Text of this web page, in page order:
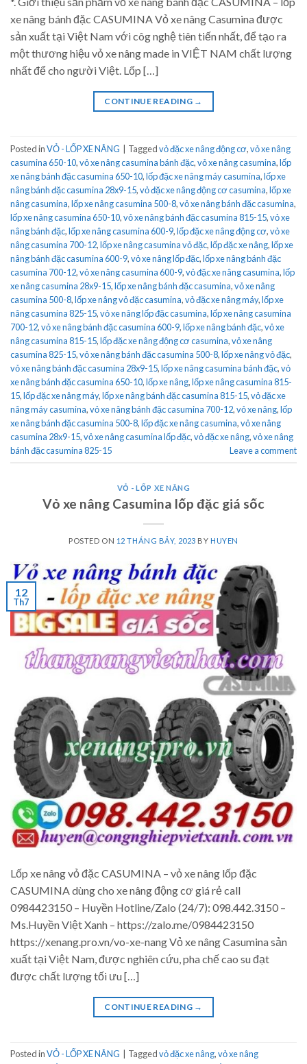
xe nâng bánh đặc CASUMINA Vỏ xe nâng Casumina được
sản xuất tại Việt Nam với côg nghệ tiên tiến nhất, để tạo ra
một thương hiệu vỏ xe nâng made in VIỆT NAM chất lượng
nhất để cho người Việt. Lốp […]
CONTINUE READING →
Posted inVỎ - LỐP XE NÂNG Taggedvỏ đặc xe nâng động cơ,vỏ xe nâng
casumina 650-10,vỏ xe nâng casumina bánh đặc,vỏ xe nâng casumina,lốp
xe nâng bánh đặc casumina 650-10,lốp đặc xe nâng máy casumina,lốp xe
nâng bánh đặc casumina 28x9-15,vỏ đặc xe nâng động cơ casumina,lốp xe
nâng casumina,lốp xe nâng casumina 500-8,vỏ xe nâng bánh đặc casumina,
lốp xe nâng casumina 650-10,vỏ xe nâng bánh đặc casumina 815-15,vỏ xe
nâng bánh đặc,lốp xe nâng casumina 600-9,lốp đặc xe nâng động cơ,vỏ xe
nâng casumina 700-12,lốp xe nâng casumina vỏ đặc,lốp đặc xe nâng,lốp xe
nâng bánh đặc casumina 600-9,vỏ xe nâng lốp đặc,lốp xe nâng bánh đặc
casumina 700-12,vỏ xe nâng casumina 600-9,vỏ đặc xe nâng casumina,lốp
xe nâng casumina 28x9-15,lốp xe nâng bánh đặc casumina,vỏ xe nâng
casumina 500-8,lốp xe nâng vỏ đặc casumina,vỏ đặc xe nâng máy,lốp xe
nâng casumina 825-15,vỏ xe nâng lốp đặc casumina,lốp xe nâng casumina
700-12,vỏ xe nâng bánh đặc casumina 600-9,lốp xe nâng bánh đặc,vỏ xe
nâng casumina 815-15,lốp đặc xe nâng động cơ casumina,vỏ xe nâng
casumina 825-15,vỏ xe nâng bánh đặc casumina 500-8,lốp xe nâng vỏ đặc,
vỏ xe nâng bánh đặc casumina 28x9-15,lốp xe nâng casumina bánh đặc,vỏ
xe nâng bánh đặc casumina 650-10,lốp xe nâng,lốp xe nâng casumina 815-
15,lốp đặc xe nâng máy,lốp xe nâng bánh đặc casumina 815-15,vỏ đặc xe
nâng máy casumina,vỏ xe nâng bánh đặc casumina 700-12,vỏ xe nâng,lốp
xe nâng bánh đặc casumina 500-8,lốp đặc xe nâng casumina,vỏ xe nâng
casumina 28x9-15,vỏ xe nâng casumina lốp đặc,vỏ đặc xe nâng,vỏ xe nâng
bánh đặc casumina 825-15
Leave a comment
VỎ - LỐP XE NÂNG
Vỏ xe nâng Casumina lốp đặc giá sốc
POSTED ON 12 THÁNG BẢY, 2023 BYHUYEN
12
Th7
Lốp xe nâng vỏ đặc CASUMINA – vỏ xe nâng lốp đặc
CASUMINA dùng cho xe nâng động cơ giá rẻ call
0984423150 – Huyền Hotline/Zalo (24/7): 098.442.3150 –
Ms.Huyền Việt Xanh – https://zalo.me/0984423150
https://xenang.pro.vn/vo-xe-nang Vỏ xe nâng Casumina sản
xuất tại Việt Nam, được nghiên cứu, pha chế cao su đạt
được chất lượng tối ưu […]
CONTINUE READING →
Posted inVỎ - LỐP XE NÂNG Taggedvỏ đặc xe nâng,vỏ xe nâng